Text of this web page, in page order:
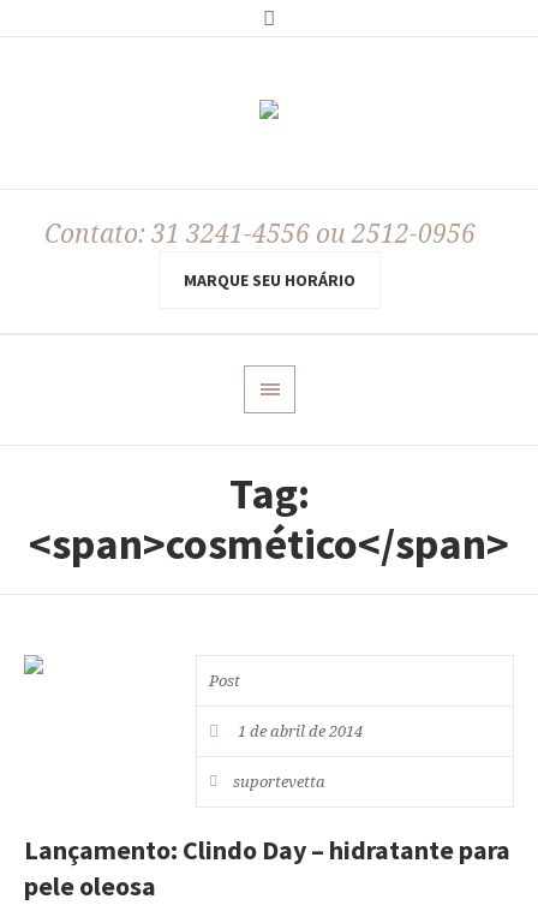
Contato: 31 3241-4556 ou 2512-0956
MARQUE SEU HORÁRIO
Tag:
<span>cosmético</span>
Post
1 de abril de 2014
suportevetta
Lançamento: Clindo Day – hidratante para
pele oleosa